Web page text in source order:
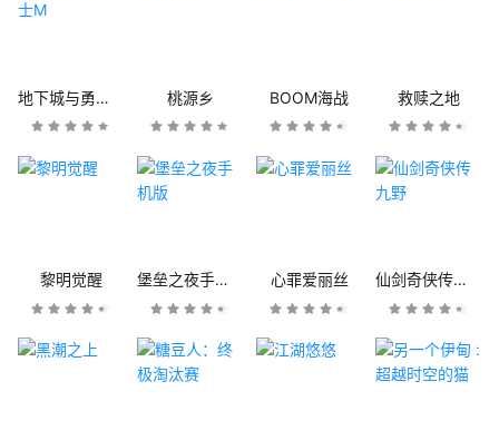
地下城与勇士M 桃源乡 BOOM海战 救赎之地
黎明觉醒 堡垒之夜手机版 心罪爱丽丝 仙剑奇侠传九野